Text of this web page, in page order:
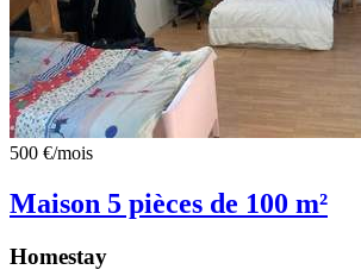
500 €/mois
Maison 5 pièces de 100 m²
Homestay